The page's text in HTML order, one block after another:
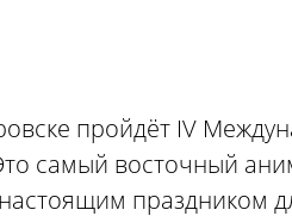
пройдёт IV
самый восточный
праздником